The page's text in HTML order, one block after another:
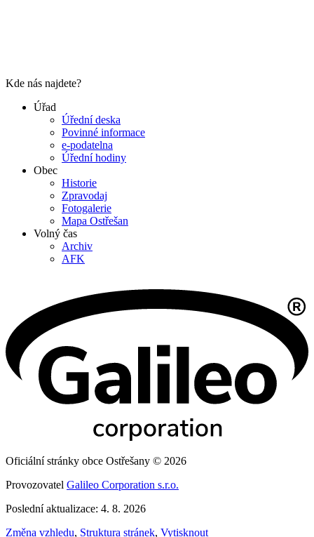
Kde nás najdete?
Úřad
Úřední deska
Povinné informace
e-podatelna
Úřední hodiny
Obec
Historie
Zpravodaj
Fotogalerie
Mapa Ostřešan
Volný čas
Archiv
AFK
Oficiální stránky obce Ostřešany © 2026
Provozovatel Galileo Corporation s.r.o.
Poslední aktualizace: 4. 8. 2026
Změna vzhledu, Struktura stránek, Vytisknout